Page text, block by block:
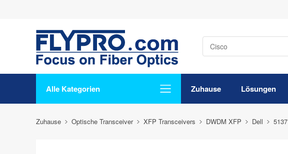
Alle Kategorien Zuhause Lösungen
Zuhause Optische Transceiver XFP Transceivers DWDM XFP Dell 5137